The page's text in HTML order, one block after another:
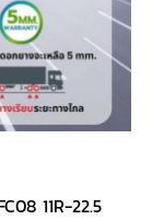
11R-22.5